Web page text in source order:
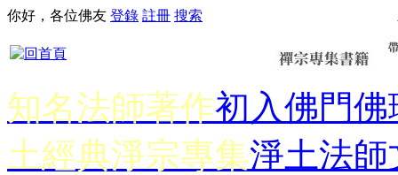
你好，各位佛友 登錄 註冊 搜索
知名法師著作初入佛門佛
土經典淨宗專集淨土法師